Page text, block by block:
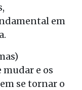
em
mudar e os
se tornar o